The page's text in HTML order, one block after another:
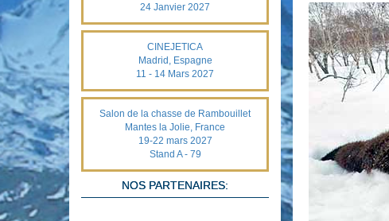
24 Janvier 2027
CINEJETICA
Madrid, Espagne
11 - 14 Mars 2027
Salon de la chasse de Rambouillet
Mantes la Jolie, France
19-22 mars 2027
Stand A - 79
NOS PARTENAIRES: